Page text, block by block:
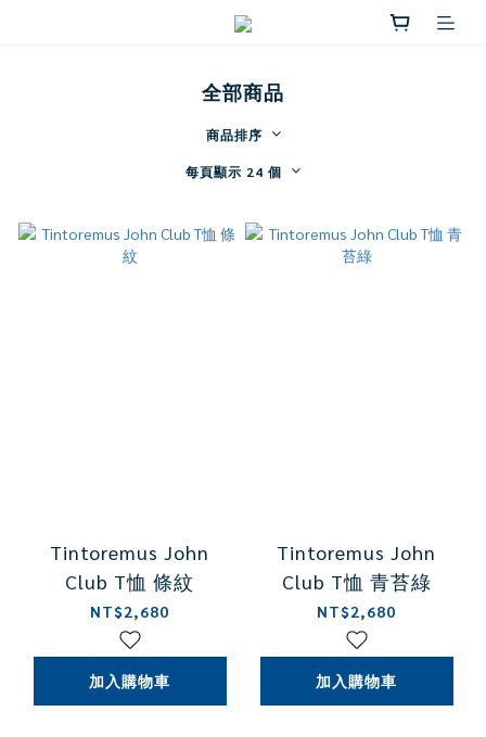
全部商品
商品排序
每頁顯示 24 個
Tintoremus John
Club T恤 條紋
NT$2,680
加入購物車
Tintoremus John
Club T恤 青苔綠
NT$2,680
加入購物車